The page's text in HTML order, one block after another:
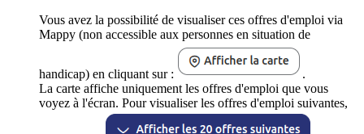
Vous avez la possibilité de visualiser ces offres d'emploi via
Mappy (non accessible aux personnes en situation de
handicap) en cliquant sur :
.
La carte affiche uniquement les offres d'emploi que vous
voyez à l'écran. Pour visualiser les offres d'emploi suivantes,